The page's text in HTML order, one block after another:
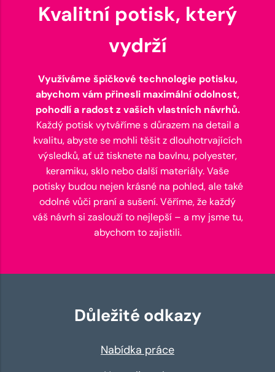
Kvalitní potisk, který
vydrží
Využíváme špičkové technologie potisku,
abychom vám přinesli maximální odolnost,
pohodlí a radost z vašich vlastních návrhů.
Každý potisk vytváříme s důrazem na detail a
kvalitu, abyste se mohli těšit z dlouhotrvajících
výsledků, ať už tisknete na bavlnu, polyester,
keramiku, sklo nebo další materiály. Vaše
potisky budou nejen krásné na pohled, ale také
odolné vůči praní a sušení. Věříme, že každý
váš návrh si zaslouží to nejlepší – a my jsme tu,
abychom to zajistili.
Důležité odkazy
Nabídka práce